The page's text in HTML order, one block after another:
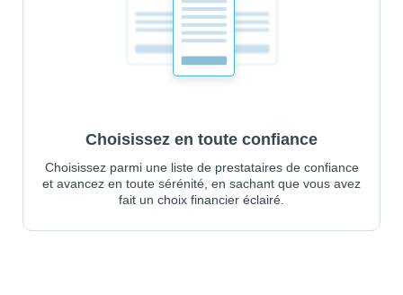
Choisissez en toute confiance
Choisissez parmi une liste de prestataires de confiance
et avancez en toute sérénité, en sachant que vous avez
fait un choix financier éclairé.